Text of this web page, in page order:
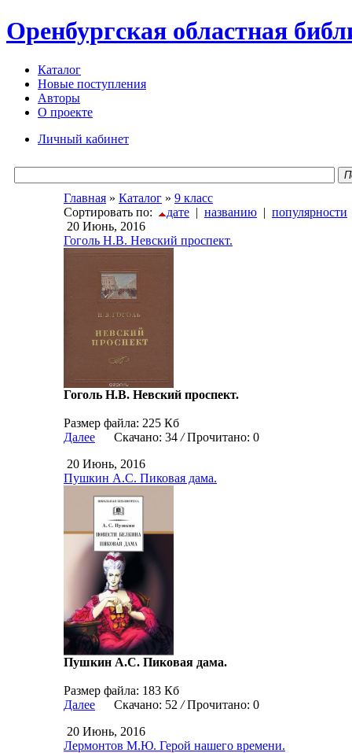
Оренбургская областная
Каталог
Новые поступления
Авторы
О проекте
Личный кабинет
Главная » Каталог » 9 класс
Сортировать по:
дате | названию | популярности
20 Июнь, 2016
Гоголь Н.В. Невский проспект.
Гоголь Н.В. Невский проспект.
Размер файла: 225 Кб
Далее
Скачано: 34 /Прочитано: 0
20 Июнь, 2016
Пушкин А.С. Пиковая дама.
Пушкин А.С. Пиковая дама.
Размер файла: 183 Кб
Далее
Скачано: 52 /Прочитано: 0
20 Июнь, 2016
Лермонтов М.Ю. Герой нашего времени.